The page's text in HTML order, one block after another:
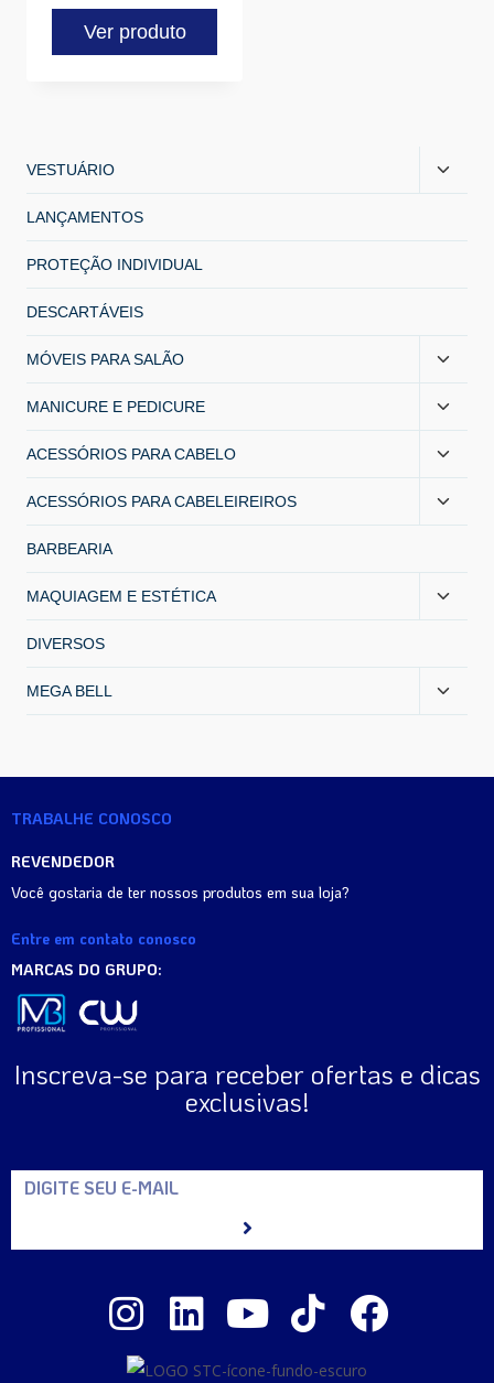
Ver produto
VESTUÁRIO
LANÇAMENTOS
PROTEÇÃO INDIVIDUAL
DESCARTÁVEIS
MÓVEIS PARA SALÃO
MANICURE E PEDICURE
ACESSÓRIOS PARA CABELO
ACESSÓRIOS PARA CABELEIREIROS
BARBEARIA
MAQUIAGEM E ESTÉTICA
DIVERSOS
MEGA BELL
TRABALHE CONOSCO
REVENDEDOR
Você gostaria de ter nossos produtos em sua loja?
Entre em contato conosco
MARCAS DO GRUPO:
Inscreva-se para receber ofertas e dicas
exclusivas!